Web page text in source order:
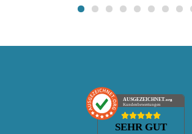
AUSGEZEICHNET.org
Kundenbewertungen
SEHR GUT